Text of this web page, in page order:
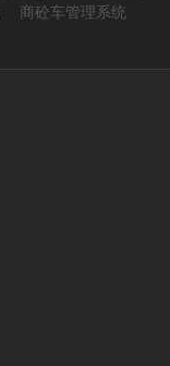
商砼车管理系统